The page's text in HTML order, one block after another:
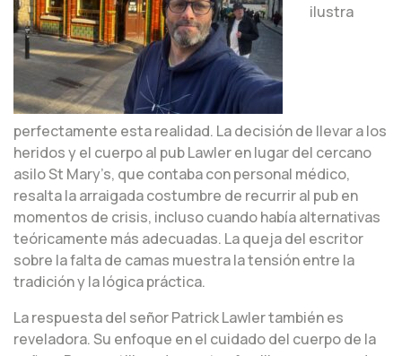
ilustra
perfectamente esta realidad. La decisión de llevar a los
heridos y el cuerpo al pub Lawler en lugar del cercano
asilo St Mary’s, que contaba con personal médico,
resalta la arraigada costumbre de recurrir al pub en
momentos de crisis, incluso cuando había alternativas
teóricamente más adecuadas. La queja del escritor
sobre la falta de camas muestra la tensión entre la
tradición y la lógica práctica.
La respuesta del señor Patrick Lawler también es
reveladora. Su enfoque en el cuidado del cuerpo de la